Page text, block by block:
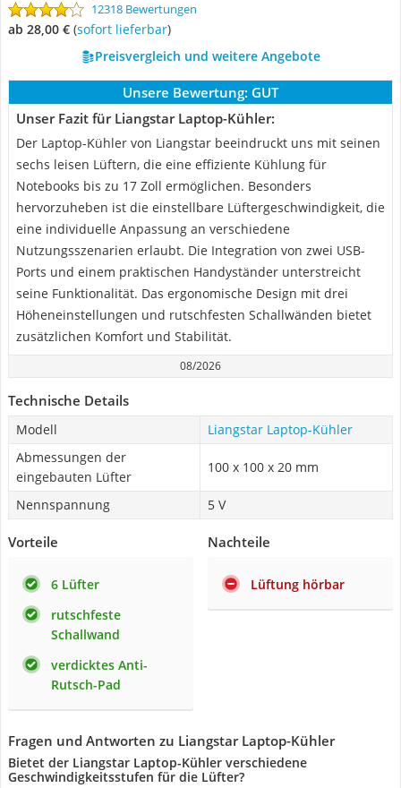
12318 Bewertungen
ab 28,00 € ( Sofort lieferbar)
Preisvergleich und weitere Angebote
Unsere Bewertung: GUT
Unser Fazit für Liangstar Laptop-Kühler:
Der Laptop-Kühler von Liangstar beeindruckt uns mit seinen
sechs leisen Lüftern, die eine effiziente Kühlung für
Notebooks bis zu 17 Zoll ermöglichen. Besonders
hervorzuheben ist die einstellbare Lüftergeschwindigkeit, die
eine individuelle Anpassung an verschiedene
Nutzungsszenarien erlaubt. Die Integration von zwei USB-
Ports und einem praktischen Handyständer unterstreicht
seine Funktionalität. Das ergonomische Design mit drei
Höheneinstellungen und rutschfesten Schallwänden bietet
zusätzlichen Komfort und Stabilität.
08/2026
Technische Details
Modell
Liangstar Laptop-Kühler
Abmessungen der
eingebauten Lüfter
100 x 100 x 20 mm
Nennspannung 5 V
Vorteile
6 Lüfter
rutschfeste
Schallwand
verdicktes Anti-
Rutsch-Pad
Nachteile
Lüftung hörbar
Fragen und Antworten zu Liangstar Laptop-Kühler
Bietet der Liangstar Laptop-Kühler verschiedene
Geschwindigkeitsstufen für die Lüfter?